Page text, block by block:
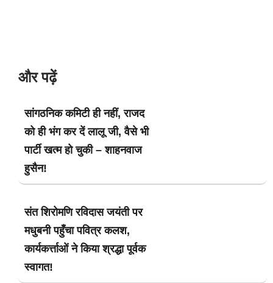
और पढ़ें
सांगठनिक कमिटी ही नहीं, राजद
को ही भंग कर दें लालू जी, वैसे भी
पार्टी खत्म हो चुकी – शाहनवाज
हुसैन!
संत शिरोमणि रविदास जयंती पर
मधुबनी पहुँचा पवित्र कलश,
कार्यकर्त्ताओं ने किया श्रद्धा पूर्वक
स्वागत!